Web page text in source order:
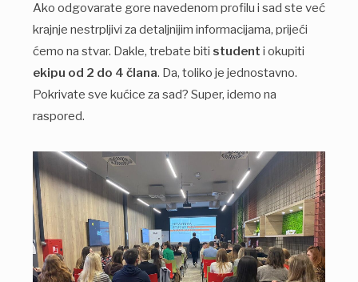
Ako odgovarate gore navedenom profilu i sad ste već
krajnje nestrpljivi za detaljnijim informacijama, prijeći
ćemo na stvar. Dakle, trebate biti student i okupiti
ekipu od 2 do 4 člana. Da, toliko je jednostavno.
Pokrivate sve kućice za sad? Super, idemo na
raspored.